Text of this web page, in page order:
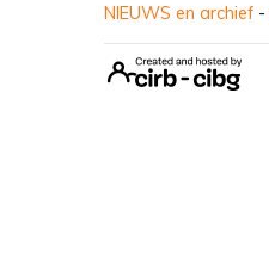
NIEUWS en archief -